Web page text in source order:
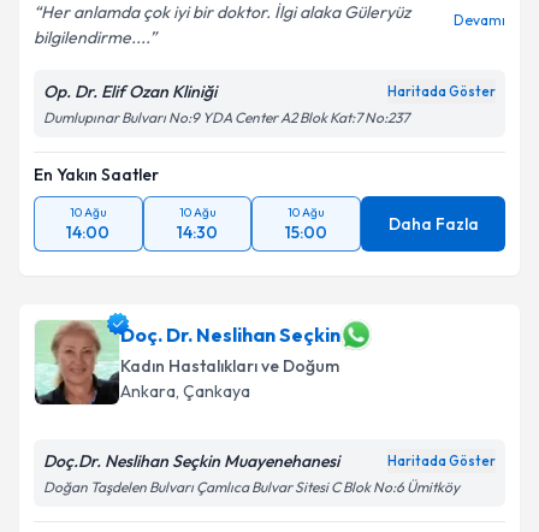
Her anlamda çok iyi bir doktor. İlgi alaka Güleryüz
bilgilendirme....
Devamı
Op. Dr. Elif Ozan Kliniği Haritada Göster
Dumlupınar Bulvarı No:9 YDA Center A2 Blok Kat:7 No:237
En Yakın Saatler
10 Ağu
14:00
10 Ağu
14:30
10 Ağu
15:00 Daha Fazla
Doç. Dr. Neslihan Seçkin
Kadın Hastalıkları ve Doğum
Ankara, Çankaya
Doç.Dr. Neslihan Seçkin Muayenehanesi Haritada Göster
Doğan Taşdelen Bulvarı Çamlıca Bulvar Sitesi C Blok No:6 Ümitköy